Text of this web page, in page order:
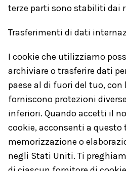
terze parti sono stabiliti dai
Trasferimenti di dati
I cookie che utilizziamo
archiviare o trasferire dati
paese al di fuori del tuo,
forniscono protezioni
inferiori. Quando accetti il
cookie, acconsenti a
memorizzazione o
negli Stati Uniti. Ti